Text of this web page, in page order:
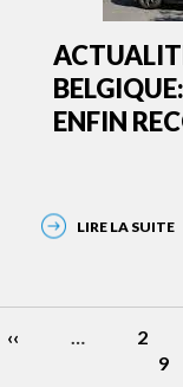
ENFIN
LIRE LA SUITE
Page
‹‹ … Page
2
9